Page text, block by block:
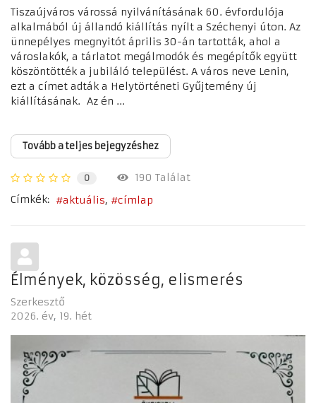
Tiszaújváros várossá nyilvánításának 60. évfordulója
alkalmából új állandó kiállítás nyílt a Széchenyi úton. Az
ünnepélyes megnyitót április 30-án tartották, ahol a
városlakók, a tárlatot megálmodók és megépítők együtt
köszöntötték a jubiláló települést. A város neve Lenin,
ezt a címet adták a Helytörténeti Gyűjtemény új
kiállításának. Az én ...
Tovább a teljes bejegyzéshez
0
190 Találat
Címkék:
aktuális címlap
Élmények, közösség, elismerés
Szerkesztő
2026. év 19. hét